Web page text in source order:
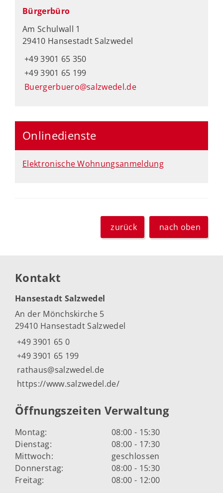
Bürgerbüro
Am Schulwall 1
29410 Hansestadt Salzwedel
+49 3901 65 350
+49 3901 65 199
Buergerbuero@salzwedel.de
Onlinedienste
Elektronische Wohnungsanmeldung
zurück nach oben
Kontakt
Hansestadt Salzwedel
An der Mönchskirche 5
29410 Hansestadt Salzwedel
+49 3901 65 0
+49 3901 65 199
rathaus@salzwedel.de
https://www.salzwedel.de/
Öffnungszeiten Verwaltung
Montag:
08:00 - 15:30
Dienstag:
08:00 - 17:30
Mittwoch:
geschlossen
Donnerstag:
08:00 - 15:30
Freitag:
08:00 - 12:00